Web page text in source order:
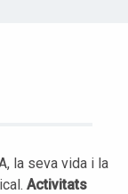
la seva vida i la
Activitats